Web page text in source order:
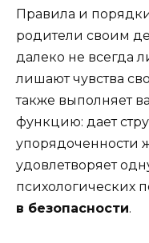
Правила и
родители своим
далеко не всегда
лишают чувства
также выполняет
функцию: дает
упорядоченности
удовлетворяет
психологических
в безопасности.